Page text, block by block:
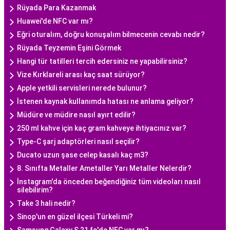
Rüyada Para Kazanmak
Huawei'de NFC var mı?
Eğri oturalım, doğru konuşalım bilmecenin cevabı nedir?
Rüyada Teyzemin Eşini Görmek
Hangi tür tatilleri tercih edersiniz ne yapabilirsiniz?
Vize Kırklareli arası kaç saat sürüyor?
Apple yetkili servisleri nerede bulunur?
İstenen kaynak kullanımda hatası ne anlama geliyor?
Müdüre ve müdire nasıl ayırt edilir?
250 ml kahve için kaç gram kahveye ihtiyacınız var?
Type-C şarj adaptörleri nasıl seçilir?
Ducato uzun şase celep kasalı kaç m3?
8. Sınıfta Metaller Ametaller Yarı Metaller Nelerdir?
İnstagram'da önceden beğendiğiniz tüm videoları nasıl
silebilirim?
Take 3 hali nedir?
Sinop'un en güzel ilçesi Türkeli mi?